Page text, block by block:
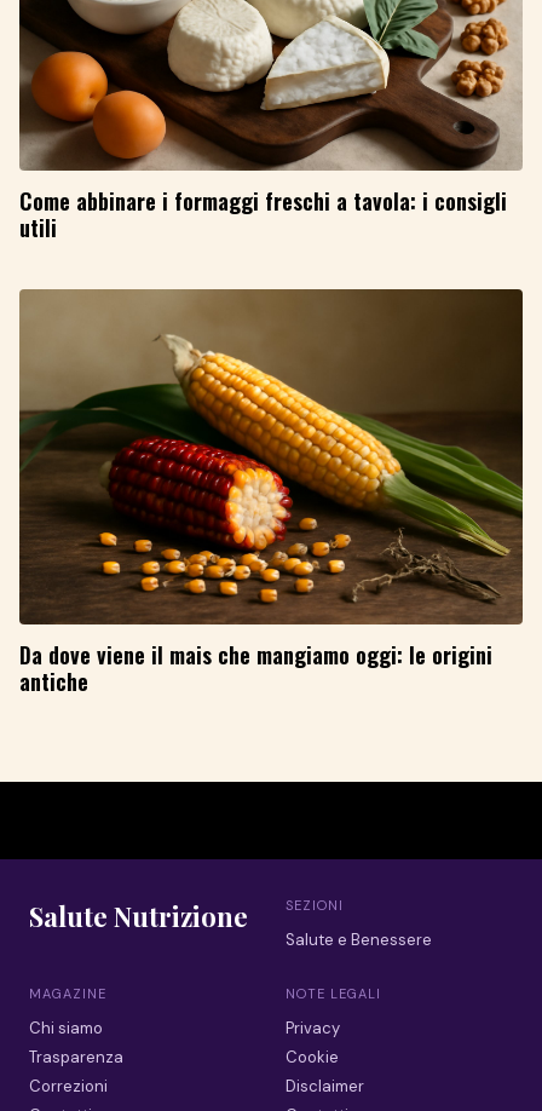
Come abbinare i formaggi freschi a tavola: i consigli
utili
Da dove viene il mais che mangiamo oggi: le origini
antiche
Salute Nutrizione SEZIONI
Salute e Benessere
MAGAZINE
Chi siamo
Trasparenza
Correzioni
NOTE LEGALI
Privacy
Cookie
Disclaimer